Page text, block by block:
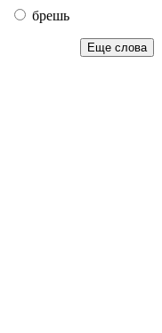
брешь
Еще слова